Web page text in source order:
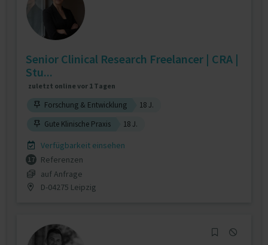
Senior Clinical Research Freelancer | CRA |
Stu...
zuletzt online vor 1 Tagen
Forschung & Entwicklung
18 J.
Gute Klinische Praxis
18 J.
Verfügbarkeit einsehen
17
Referenzen
auf Anfrage
D-04275 Leipzig